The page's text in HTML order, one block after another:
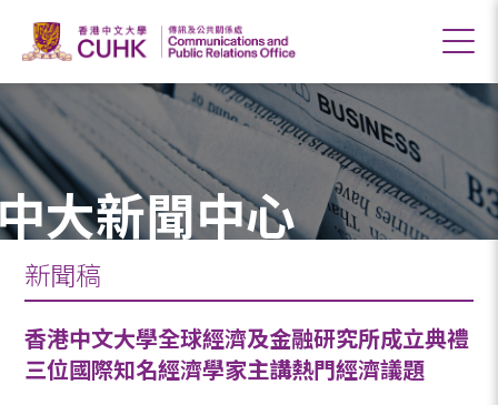
大新聞中心
新聞稿
香港中文大學全球經濟及金融研究所成立典禮
三位國際知名經濟學家主講熱門經濟議題